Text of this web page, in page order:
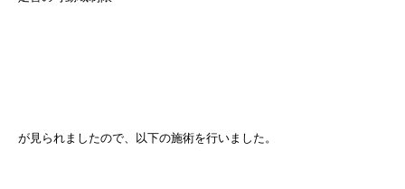
が見られましたので、以下の施術を行いました。